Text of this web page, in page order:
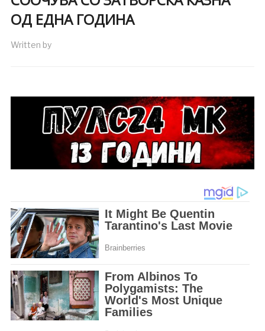
ОД ЕДНА ГОДИНА
Written by